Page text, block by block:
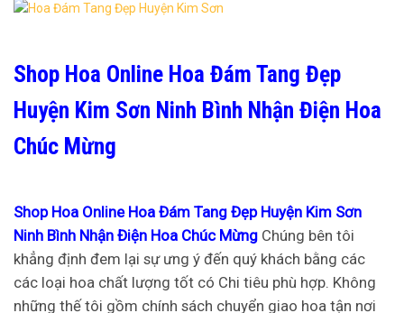
Shop Hoa Online Hoa Đám Tang Đẹp
Huyện Kim Sơn Ninh Bình Nhận Điện Hoa
Chúc Mừng
Shop Hoa Online Hoa Đám Tang Đẹp Huyện Kim Sơn
Ninh Bình Nhận Điện Hoa Chúc Mừng Chúng bên tôi
khẳng định đem lại sự ưng ý đến quý khách bằng các
các loại hoa chất lượng tốt có Chi tiêu phù hợp. Không
những thế tôi gồm chính sách chuyển giao hoa tận nơi